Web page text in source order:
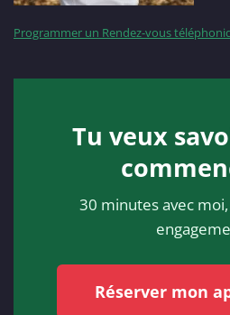
Programmer un Rendez-vous
Tu veux
30 minutes avec
Réserver mon